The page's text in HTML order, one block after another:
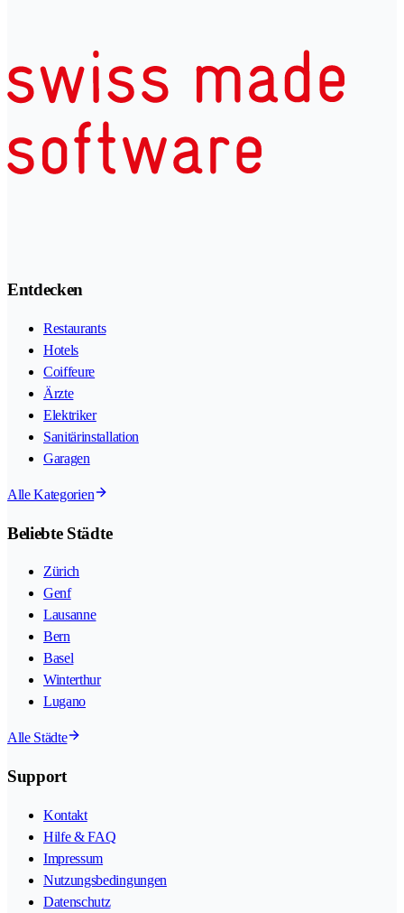
Entdecken
Restaurants
Hotels
Coiffeure
Ärzte
Elektriker
Sanitärinstallation
Garagen
Alle Kategorien
Beliebte Städte
Zürich
Genf
Lausanne
Bern
Basel
Winterthur
Lugano
Alle Städte
Support
Kontakt
Hilfe & FAQ
Impressum
Nutzungsbedingungen
Datenschutz